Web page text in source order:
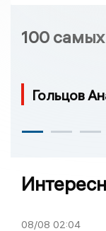
100
Гольцов
08/08 02:04